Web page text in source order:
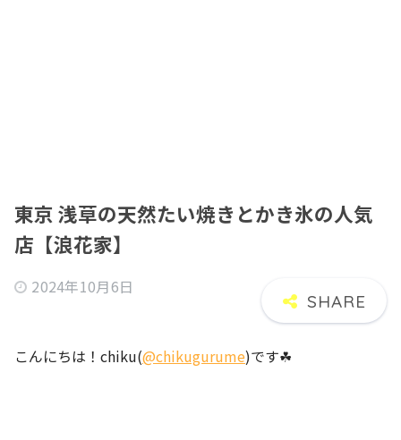
東京 浅草の天然たい焼きとかき氷の人気
店【浪花家】
2024年10月6日
こんにちは！chiku(@chikugurume)です☘